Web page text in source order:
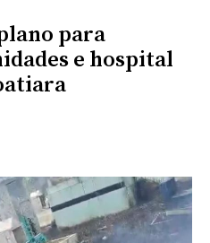
para
e hospital